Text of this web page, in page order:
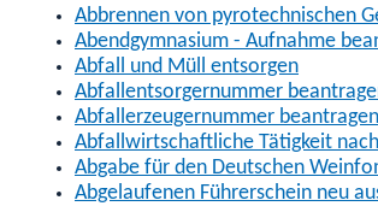
Abbrennen von pyrotechnischen
Abendgymnasium - Aufnahme
Abfall und Müll entsorgen
Abfallentsorgernummer
Abfallerzeugernummer beantragen
Abfallwirtschaftliche Tätigkeit
Abgabe für den Deutschen
Abgelaufenen Führerschein neu